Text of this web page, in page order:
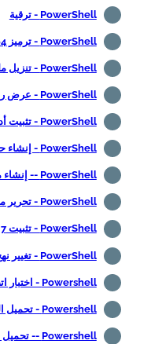
PowerShell - ترقية
PowerShell - ترميز Base64
PowerShell - تنزيل ملف
PowerShell - عرض رسالة منبثقة
PowerShell - تثبيت أدوات إدارة الملقم البعيد
PowerShell - إنشاء حساب مستخدم محلي
PowerShell -- إنشاء متغير البيئة
PowerShell - تحرير متغير بيئة PATH
PowerShell - تثبيت PowerShell 7
PowerShell - تغيير نهج التنفيذ
Powershell - اختبار اتصال منفذ TCP
Powershell - تحميل الملفات من خادم FTP
Powershell -- تحميل الملفات إلى خادم FTP